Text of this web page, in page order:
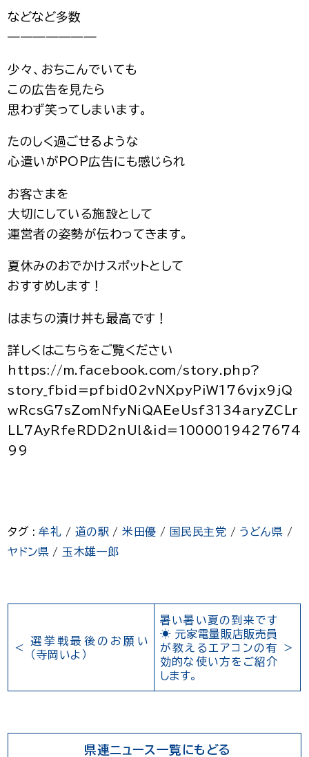
などなど多数
———————
少々、おちこんでいても
この広告を見たら
思わず笑ってしまいます。
たのしく過ごせるような
心遣いがPOP広告にも感じられ
お客さまを
大切にしている施設として
運営者の姿勢が伝わってきます。
夏休みのおでかけスポットとして
おすすめします！
はまちの漬け丼も最高です！
詳しくはこちらをご覧ください
https://m.facebook.com/story.php?
story_fbid=pfbid02vNXpyPiW176vjx9jQ
wRcsG7sZomNfyNiQAEeUsf3134aryZCLr
LL7AyRfeRDD2nUl&id=1000019427674
99
タグ :牟礼 / 道の駅 /米田優 / 国民民主党 / うどん県 /
ヤドン県/ 玉木雄一郎
選挙戦最後のお願い
（寺岡いよ）
暑い暑い夏の到来です
☀️ 元家電量販店販売員
が教えるエアコンの有
効的な使い方をご紹介
します。
県連ニュース一覧にもどる